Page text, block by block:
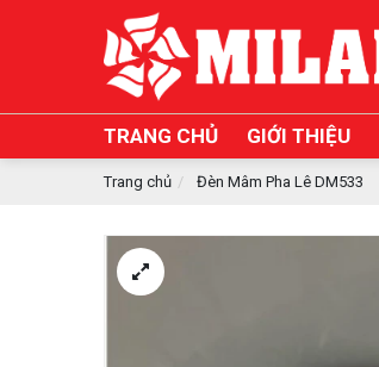
TRANG CHỦ GIỚI THIỆU
Trang chủ Đèn Mâm Pha Lê DM533